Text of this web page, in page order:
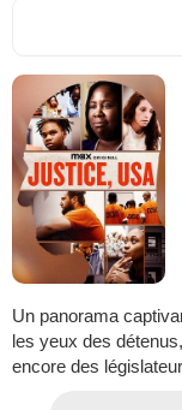
Un panorama
les yeux des
encore des